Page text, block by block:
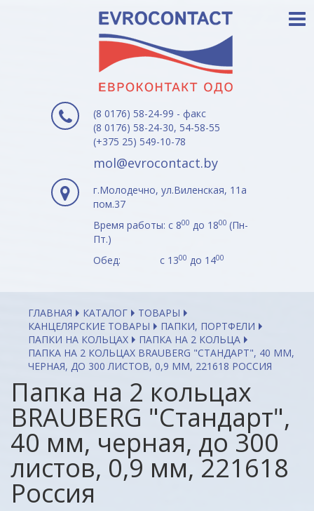
(8 0176) 58-24-99 - факс
(8 0176) 58-24-30, 54-58-55
(+375 25) 549-10-78
mol@evrocontact.by
г.Молодечно, ул.Виленская, 11а
пом.37
Время работы: с 800 до 1800 (Пн-
Пт.)
Обед: с 1300 до 1400
ГЛАВНАЯ КАТАЛОГ
ТОВАРЫ
КАНЦЕЛЯРСКИЕ ТОВАРЫ
ПАПКИ, ПОРТФЕЛИ
ПАПКИ НА КОЛЬЦАХ
ПАПКА НА 2 КОЛЬЦА
ПАПКА НА 2 КОЛЬЦАХ BRAUBERG "СТАНДАРТ", 40 ММ,
ЧЕРНАЯ, ДО 300 ЛИСТОВ, 0,9 ММ, 221618 РОССИЯ
Папка на 2 кольцах
BRAUBERG "Стандарт",
40 мм, черная, до 300
листов, 0,9 мм, 221618
Россия